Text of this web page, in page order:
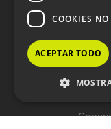
DOSSIER Y
Dossier 2026 (ES)
Dossier 2026 (EN)
COOKIES
ACEPTAR TODO